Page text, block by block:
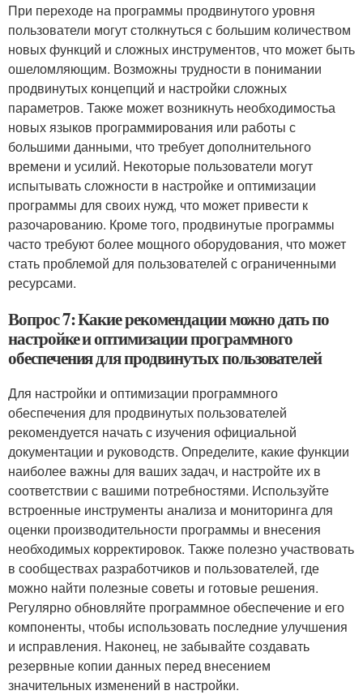
При переходе на программы продвинутого уровня
пользователи могут столкнуться с большим количеством
новых функций и сложных инструментов, что может быть
ошеломляющим. Возможны трудности в понимании
продвинутых концепций и настройки сложных
параметров. Также может возникнуть необходимостьа
новых языков программирования или работы с
большими данными, что требует дополнительного
времени и усилий. Некоторые пользователи могут
испытывать сложности в настройке и оптимизации
программы для своих нужд, что может привести к
разочарованию. Кроме того, продвинутые программы
часто требуют более мощного оборудования, что может
стать проблемой для пользователей с ограниченными
ресурсами.
Вопрос 7: Какие рекомендации можно дать по
настройке и оптимизации программного
обеспечения для продвинутых пользователей
Для настройки и оптимизации программного
обеспечения для продвинутых пользователей
рекомендуется начать с изучения официальной
документации и руководств. Определите, какие функции
наиболее важны для ваших задач, и настройте их в
соответствии с вашими потребностями. Используйте
встроенные инструменты анализа и мониторинга для
оценки производительности программы и внесения
необходимых корректировок. Также полезно участвовать
в сообществах разработчиков и пользователей, где
можно найти полезные советы и готовые решения.
Регулярно обновляйте программное обеспечение и его
компоненты, чтобы использовать последние улучшения
и исправления. Наконец, не забывайте создавать
резервные копии данных перед внесением
значительных изменений в настройки.